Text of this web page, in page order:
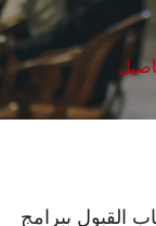
البحث العلمي
الرعاية الصحية
الأنظمة الذكية
القبول ببرامج